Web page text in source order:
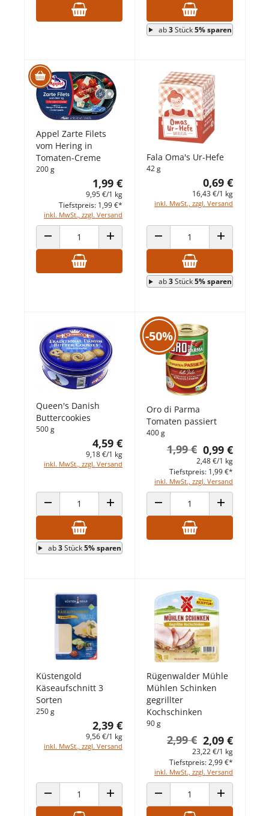
ab3Stück5% sparen
Appel Zarte Filets
vom Hering in
Tomaten-Creme
200 g
1,99 €
9,95 €/1 kg
inkl. MwSt., zzgl. Versand
Tiefstpreis: 1,99 €*
ANZAHL VERRINGERNANZAHL ERHÖHEN
Fala Oma's Ur-Hefe
42 g
0,69 €
16,43 €/1 kg
inkl. MwSt., zzgl. Versand
ANZAHL VERRINGERNANZAHL
ab3Stück5% sparen
Queen's Danish
Buttercookies
500 g
4,59 €
9,18 €/1 kg
inkl. MwSt., zzgl. Versand
ANZAHL VERRINGERNANZAHL ERHÖHEN
ab3Stück5% sparen
-50%
Oro di Parma
Tomaten passiert
400 g
0,99 €
1,99 €
2,48 €/1 kg
inkl. MwSt., zzgl. Versand
Tiefstpreis: 1,99 €*
ANZAHL VERRINGERNANZAHL
Küstengold
Käseaufschnitt 3
Sorten
250 g
2,39 €
9,56 €/1 kg
inkl. MwSt., zzgl. Versand
ANZAHL VERRINGERNANZAHL ERHÖHEN
Rügenwalder Mühle
Mühlen Schinken
gegrillter
Kochschinken
90 g
2,09 €
2,99 €
23,22 €/1 kg
inkl. MwSt., zzgl. Versand
Tiefstpreis: 2,99 €*
ANZAHL VERRINGERNANZAHL